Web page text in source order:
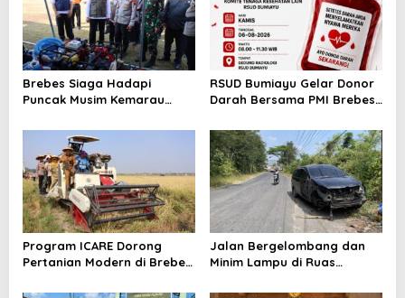
Brebes Siaga Hadapi
Puncak Musim Kemarau
Kesiapsiagaan Bencana dan
Karhutla
RSUD Bumiayu Gelar Donor
Darah Bersama PMI Brebes
Indonesia
Program ICARE Dorong
Pertanian Modern di Brebes,
Tembus 10,2 Ton per Hektare
Jalan Bergelombang dan
Minim Lampu di Ruas
Telan Korban, Innova